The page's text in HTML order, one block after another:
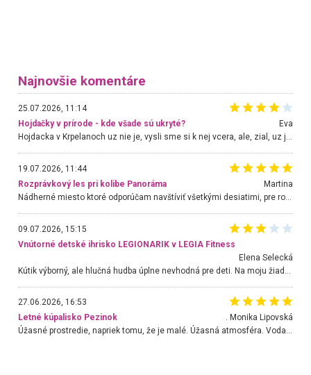
Najnovšie komentáre
25.07.2026, 11:14
Hojdačky v prírode - kde všade sú ukryté?
Eva
Hojdacka v Krpelanoch uz nie je, vysli sme si k nej vcera, ale, zial, uz je znicena. Ak sem planujete cestu len kvoli hojdacke, mozete si ju usetrit. Krasny vyhlad je tu vsak aj bez hojdacky :-)
19.07.2026, 11:44
Rozprávkový les pri kolibe Panoráma
Martina
Nádherné miesto ktoré odporúčam navštíviť všetkými desiatimi, pre rodiny s deťmi, dôchodcom... Proste a jednoducho ozaj rozprávkový les.. určite ešte prídeme. Odniesli sme si na pamiatku krásne tričká,
09.07.2026, 15:15
Vnútorné detské ihrisko LEGIONARIK v LEGIA Fitness
Elena Selecká
27.06.2026, 16:53
Letné kúpalisko Pezinok
. Monika Lipovská
Úžasné prostredie, napriek tomu, že je malé. Úžasná atmosféra. Voda fantastická a nádherná. Ľudí je pomerne veľa, ale su mili a ohľaduplní. Je veľmi zaujímavé sledovať, ako dokážu spolu športovať cudzí ľudia a bez ohľadu na vek. Vládne tu pohoda. Vnuka neviem dostať z vody. Ďakujem za krásny deň . Urcite sa sem vrátim. Jediný problém je s parkovaním, ale aj ten sa mi podarilo vyriešiť. Monika Bratislava